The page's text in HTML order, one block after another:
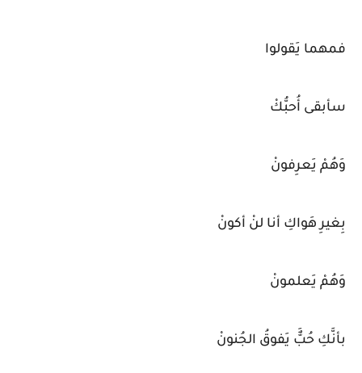
فمهما يَقولوا
سأبقى أُحبُّكْ
وَهُمْ يَعرِفونْ
بِغيرِ هَواكِ أنا لنْ أكونْ
وَهُمْ يَعلمونْ
بأنَّكِ حُبٌَّ يَفوقُ الجُنونْ